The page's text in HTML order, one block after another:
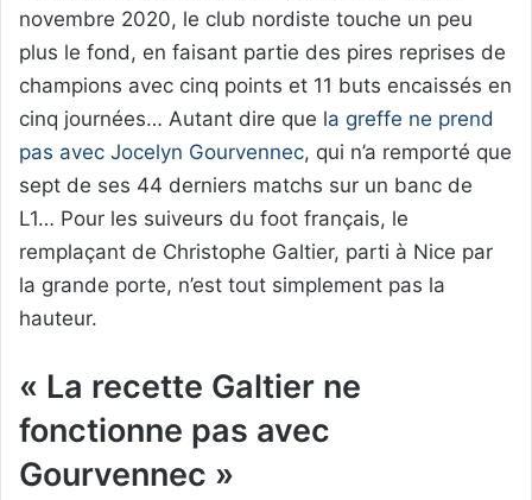
novembre 2020, le club nordiste touche un peu
plus le fond, en faisant partie des pires reprises de
champions avec cinq points et 11 buts encaissés en
cinq journées… Autant dire que la greffe ne prend
pas avec Jocelyn Gourvennec, qui n’a remporté que
sept de ses 44 derniers matchs sur un banc de
L1… Pour les suiveurs du foot français, le
remplaçant de Christophe Galtier, parti à Nice par
la grande porte, n’est tout simplement pas la
hauteur.
« La recette Galtier ne
fonctionne pas avec
Gourvennec »